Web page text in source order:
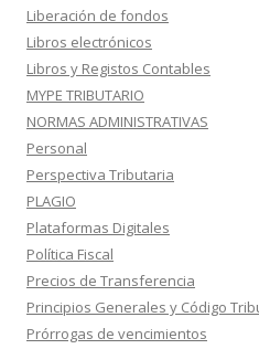
Liberación de fondos
Libros electrónicos
Libros y Registos Contables
MYPE TRIBUTARIO
NORMAS ADMINISTRATIVAS
Personal
Perspectiva Tributaria
PLAGIO
Plataformas Digitales
Política Fiscal
Precios de Transferencia
Principios Generales y Código
Prórrogas de vencimientos